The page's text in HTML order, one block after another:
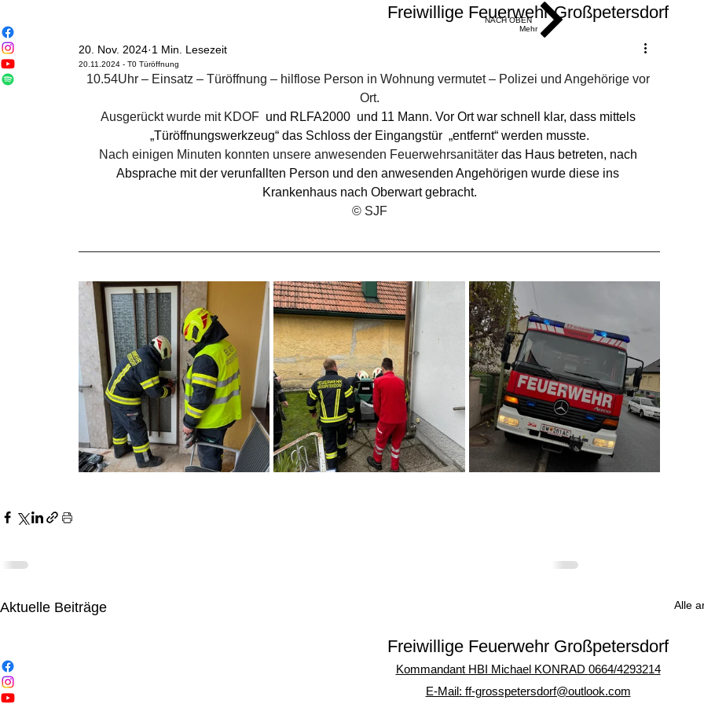
Freiwillige Feuerwehr Großpetersdorf
Mehr
20.11.2024 - T0 Türöffnung
20. Nov. 2024 1 Min. Lesezeit
10.54Uhr – Einsatz – Türöffnung – hilflose Person in Wohnung vermutet – Polizei und Angehörige vor
Ort.
Ausgerückt wurde mit KDOF und RLFA2000  und 11 Mann. Vor Ort war schnell klar, dass mittels
„Türöffnungswerkzeug“ das Schloss der Eingangstür  „entfernt“ werden musste.
Nach einigen Minuten konnten unsere anwesenden Feuerwehrsanitäter das Haus betreten, nach
Absprache mit der verunfallten Person und den anwesenden Angehörigen wurde diese ins
Krankenhaus nach Oberwart gebracht.
© SJF
Aktuelle Beiträge Alle
NACH OBEN
Freiwillige Feuerwehr Großpetersdorf
Kommandant HBI Michael KONRAD 0664/4293214
E-Mail: ff-grosspetersdorf@outlook.com